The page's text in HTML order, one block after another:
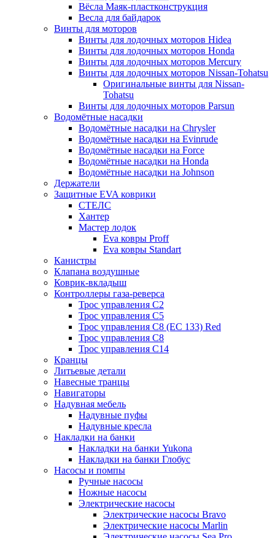
Вёсла Маяк-пластконструкция
Весла для байдарок
Винты для моторов
Винты для лодочных моторов Hidea
Винты для лодочных моторов Honda
Винты для лодочных моторов Mercury
Винты для лодочных моторов Nissan-Tohatsu
Оригинальные винты для Nissan-
Tohatsu
Винты для лодочных моторов Parsun
Водомётные насадки
Водомётные насадки на Chrysler
Водомётные насадки на Evinrude
Водомётные насадки на Force
Водомётные насадки на Honda
Водомётные насадки на Johnson
Держатели
Защитные EVA коврики
СТЕЛС
Хантер
Мастер лодок
Eva ковры Proff
Eva ковры Standart
Канистры
Клапана воздушные
Коврик-вкладыш
Контроллеры газа-реверса
Трос управления C2
Трос управления C5
Трос управления C8 (ЕС 133) Red
Трос управления C8
Трос управления C14
Кранцы
Литьевые детали
Навесные транцы
Навигаторы
Надувная мебель
Надувные пуфы
Надувные кресла
Накладки на банки
Накладки на банки Yukona
Накладки на банки Глобус
Насосы и помпы
Ручные насосы
Ножные насосы
Электрические насосы
Электрические насосы Bravo
Электрические насосы Marlin